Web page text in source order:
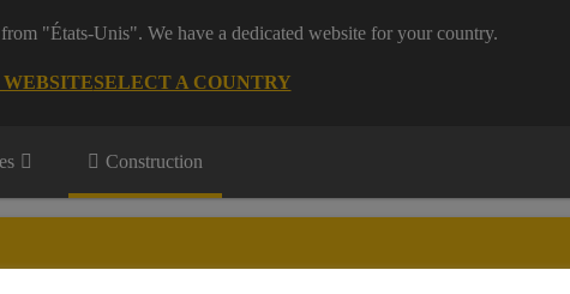
"États-Unis". We have a dedicated website for your country.
SELECT A COUNTRY
Construction